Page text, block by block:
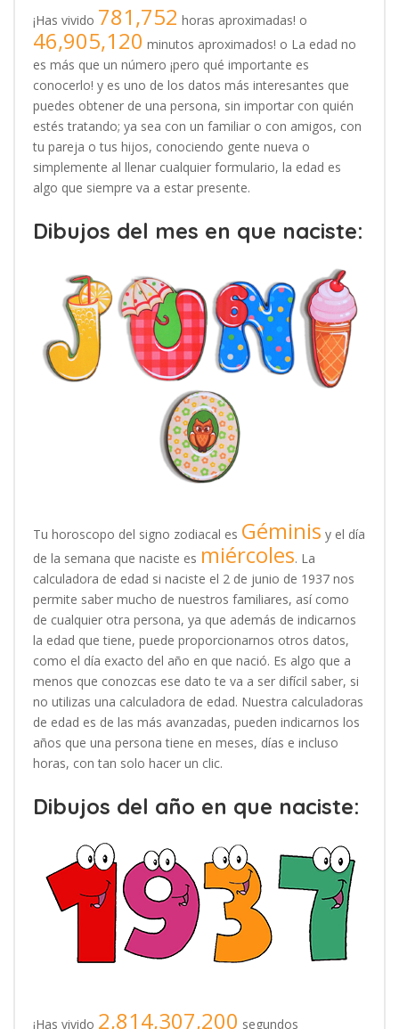
¡Has vivido 781,752 horas aproximadas! o
46,905,120 minutos aproximados! o La edad no
es más que un número ¡pero qué importante es
conocerlo! y es uno de los datos más interesantes que
puedes obtener de una persona, sin importar con quién
estés tratando; ya sea con un familiar o con amigos, con
tu pareja o tus hijos, conociendo gente nueva o
simplemente al llenar cualquier formulario, la edad es
algo que siempre va a estar presente.
Dibujos del mes en que naciste:
Tu horoscopo del signo zodiacal es Géminis y el día
de la semana que naciste es miércoles. La
calculadora de edad si naciste el 2 de junio de 1937 nos
permite saber mucho de nuestros familiares, así como
de cualquier otra persona, ya que además de indicarnos
la edad que tiene, puede proporcionarnos otros datos,
como el día exacto del año en que nació. Es algo que a
menos que conozcas ese dato te va a ser difícil saber, si
no utilizas una calculadora de edad. Nuestra calculadoras
de edad es de las más avanzadas, pueden indicarnos los
años que una persona tiene en meses, días e incluso
horas, con tan solo hacer un clic.
Dibujos del año en que naciste:
¡Has vivido 2,814,307,200 segundos